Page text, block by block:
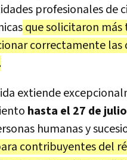
profesionales de
que solicitaron
correctamente las
extiende
hasta el 27 de
humanas y
contribuyentes del